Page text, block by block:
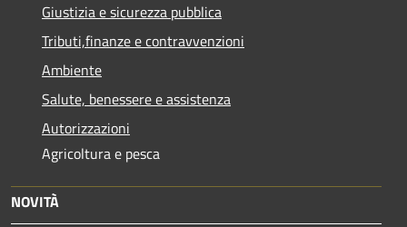
Giustizia e sicurezza pubblica
Tributi,finanze e contravvenzioni
Ambiente
Salute, benessere e assistenza
Autorizzazioni
Agricoltura e pesca
NOVITÀ